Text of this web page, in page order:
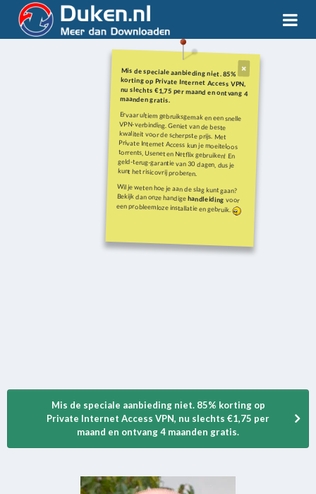
Mis de speciale aanbieding niet. 85%
korting op Private Internet Access VPN,
nu slechts €1,75 per maand en ontvang 4
maanden gratis.
Ervaar ultiem gebruiksgemak en een snelle
VPN-verbinding. Geniet van de beste
kwaliteit voor de scherpste prijs. Met
Private Internet Access kun je moeiteloos
torrents, Usenet en Netflix gebruiken! En
geld-terug-garantie van 30 dagen, dus je
kunt het risicovrij proberen.
Wil je weten hoe je aan de slag kunt gaan?
Bekijk dan onze handigehandleiding voor
een probleemloze installatie en gebruik.
Mis de speciale aanbieding niet. 85% korting op
Private Internet Access VPN, nu slechts €1,75 per
maand en ontvang 4 maanden gratis.